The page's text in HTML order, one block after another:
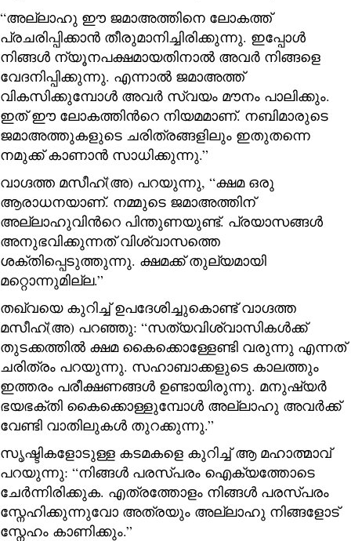
“അല്ലാഹു ഈ ജമാഅത്തിനെ ലോകത്ത്
പ്രചരിപ്പിക്കാൻ തീരുമാനിച്ചിരിക്കുന്നു. ഇപ്പോൾ
നിങ്ങൾ ന്യൂനപക്ഷമായതിനാൽ അവർ നിങ്ങളെ
വേദനിപ്പിക്കുന്നു. എന്നാൽ ജമാഅത്ത്
വികസിക്കുമ്പോൾ അവർ സ്വയം മൗനം പാലിക്കും.
ഇത് ഈ ലോകത്തിന്‍റെ നിയമമാണ്. നബിമാരുടെ
ജമാഅത്തുകളുടെ ചരിത്രങ്ങളിലും ഇതുതന്നെ
നമുക്ക് കാണാൻ സാധിക്കുന്നു.”
വാഗ്ദത്ത മസീഹ്(അ) പറയുന്നു, “ക്ഷമ ഒരു
ആരാധനയാണ്. നമ്മുടെ ജമാഅത്തിന്
അല്ലാഹുവിന്‍റെ പിന്തുണയുണ്ട്. പ്രയാസങ്ങൾ
അനുഭവിക്കുന്നത് വിശ്വാസത്തെ
ശക്തിപ്പെടുത്തുന്നു. ക്ഷമക്ക് തുല്യമായി
മറ്റൊന്നുമില്ല.”
തഖ്‌വയെ കുറിച്ച് ഉപദേശിച്ചുകൊണ്ട് വാഗ്ദത്ത
മസീഹ്(അ) പറഞ്ഞു: “സത്യവിശ്വാസികൾക്ക്
തുടക്കത്തിൽ ക്ഷമ കൈക്കൊള്ളേണ്ടി വരുന്നു എന്നത്
ചരിത്രം പറയുന്നു. സഹാബാക്കളുടെ കാലത്തും
ഇത്തരം പരീക്ഷണങ്ങൾ ഉണ്ടായിരുന്നു. മനുഷ്യർ
ഭയഭക്തി കൈക്കൊള്ളുമ്പോൾ അല്ലാഹു അവർക്ക്
വേണ്ടി വാതിലുകൾ തുറക്കുന്നു.”
സൃഷ്ടികളോടുള്ള കടമകളെ കുറിച്ച് ആ മഹാത്മാവ്
പറയുന്നു: “നിങ്ങൾ പരസ്പരം ഐക്യത്തോടെ
ചേർന്നിരിക്കുക. എത്രത്തോളം നിങ്ങൾ പരസ്പരം
സ്നേഹിക്കുന്നുവോ അത്രയും അല്ലാഹു നിങ്ങളോട്
സ്നേഹം കാണിക്കും.”